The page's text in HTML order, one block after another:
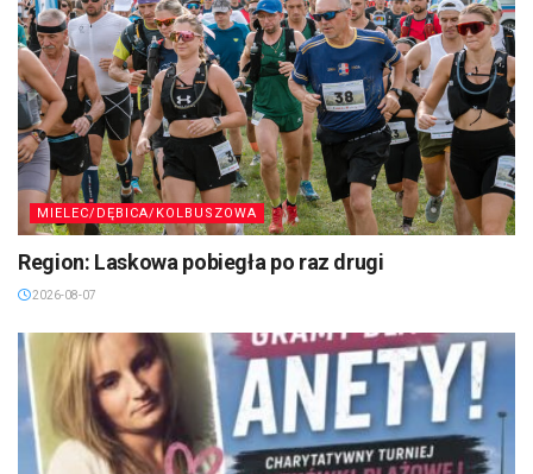
MIELEC/DĘBICA/KOLBUSZOWA
Region: Laskowa pobiegła po raz drugi
2026-08-07